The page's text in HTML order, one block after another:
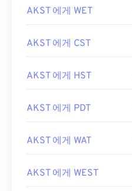
AKST 에게 WET
AKST 에게 CST
AKST 에게 HST
AKST 에게 PDT
AKST 에게 WAT
AKST 에게 WEST